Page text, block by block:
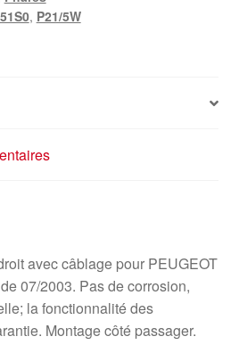
, P21/5W
avec câblage pour PEUGEOT
07/2003. Pas de corrosion,
la fonctionnalité des
Montage côté passager.